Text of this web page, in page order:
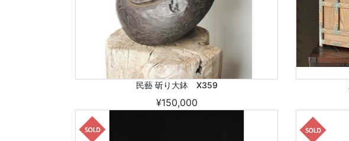
民藝 斫り大鉢 X359
¥150,000